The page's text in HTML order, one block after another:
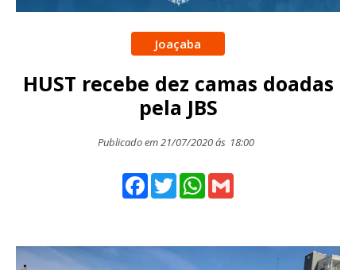
Joaçaba
HUST recebe dez camas doadas
pela JBS
Publicado em 21/07/2020 ás 18:00
Facebook
TwitterWhatsApp